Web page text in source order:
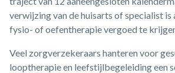
verwijzing van de huisarts of specialist
fysio- of oefentherapie vergoed te
Veel zorgverzekeraars hanteren voor
looptherapie en leefstijlbegeleiding een